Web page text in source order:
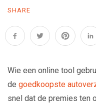
SHARE
Wie een online tool
de goedkoopste
snel dat de premies ten